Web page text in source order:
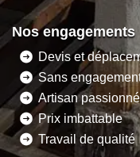
Nos engagements
Devis et
Sans
Artisan passionné
Prix imbattable
Travail de qualité